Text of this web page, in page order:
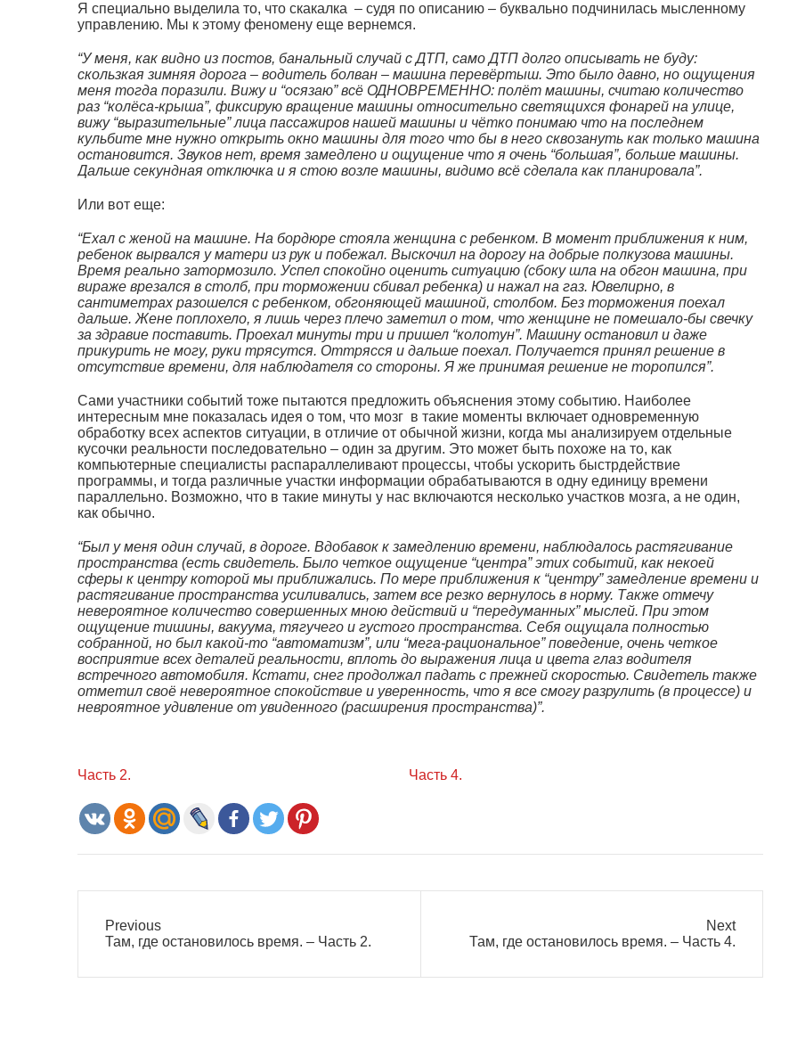
Я специально выделила то, что скакалка – судя по описанию – буквально подчинилась мысленному
управлению. Мы к этому феномену еще вернемся.
“У меня, как видно из постов, банальный случай с ДТП, само ДТП долго описывать не буду:
скользкая зимняя дорога – водитель болван – машина перевёртыш. Это было давно, но ощущения
меня тогда поразили. Вижу и “осязаю” всё ОДНОВРЕМЕННО: полёт машины, считаю количество
раз “колёса-крыша”, фиксирую вращение машины относительно светящихся фонарей на улице,
вижу “выразительные” лица пассажиров нашей машины и чётко понимаю что на последнем
кульбите мне нужно открыть окно машины для того что бы в него сквозануть как только машина
остановится. Звуков нет, время замедлено и ощущение что я очень “большая”, больше машины.
Дальше секундная отключка и я стою возле машины, видимо всё сделала как планировала”.
Или вот еще:
“Ехал с женой на машине. На бордюре стояла женщина с ребенком. В момент приближения к ним,
ребенок вырвался у матери из рук и побежал. Выскочил на дорогу на добрые полкузова машины.
Время реально затормозило. Успел спокойно оценить ситуацию (сбоку шла на обгон машина, при
вираже врезался в столб, при торможении сбивал ребенка) и нажал на газ. Ювелирно, в
сантиметрах разошелся с ребенком, обгоняющей машиной, столбом. Без торможения поехал
дальше. Жене поплохело, я лишь через плечо заметил о том, что женщине не помешало-бы свечку
за здравие поставить. Проехал минуты три и пришел “колотун”. Машину остановил и даже
прикурить не могу, руки трясутся. Оттрясся и дальше поехал. Получается принял решение в
отсутствие времени, для наблюдателя со стороны. Я же принимая решение не торопился”.
Сами участники событий тоже пытаются предложить объяснения этому событию. Наиболее
интересным мне показалась идея о том, что мозг в такие моменты включает одновременную
обработку всех аспектов ситуации, в отличие от обычной жизни, когда мы анализируем отдельные
кусочки реальности последовательно – один за другим. Это может быть похоже на то, как
компьютерные специалисты распараллеливают процессы, чтобы ускорить быстрдействие
программы, и тогда различные участки информации обрабатываются в одну единицу времени
параллельно. Возможно, что в такие минуты у нас включаются несколько участков мозга, а не один,
как обычно.
“Был у меня один случай, в дороге. Вдобавок к замедлению времени, наблюдалось растягивание
пространства (есть свидетель. Было четкое ощущение “центра” этих событий, как некоей
сферы к центру которой мы приближались. По мере приближения к “центру” замедление времени и
растягивание пространства усиливались, затем все резко вернулось в норму. Также отмечу
невероятное количество совершенных мною действий и “передуманных” мыслей. При этом
ощущение тишины, вакуума, тягучего и густого пространства. Себя ощущала полностью
собранной, но был какой-то “автоматизм”, или “мега-рациональное” поведение, очень четкое
восприятие всех деталей реальности, вплоть до выражения лица и цвета глаз водителя
встречного автомобиля. Кстати, снег продолжал падать с прежней скоростью. Свидетель также
отметил своё невероятное спокойствие и уверенность, что я все смогу разрулить (в процессе) и
невроятное удивление от увиденного (расширения пространства)”.
Часть 2. Часть 4.
Previous
Previous
Там, где остановилось время. – Часть 2.
Next
NextТам, где остановилось время. – Часть 4.